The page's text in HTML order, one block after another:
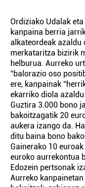
Ordiziako Udalak
kanpaina berria
alkateordeak azaldu
merkataritza bizirik
helburua. Aurreko
“balorazio oso
ere, kanpainak
ekarriko diola azaldu
Guztira 3.000 bono
bakoitzagatik 20
aukera izango da.
ditu baina bono
Gainerako 10
euroko aurrekontua
Edozein pertsonak
Aurreko